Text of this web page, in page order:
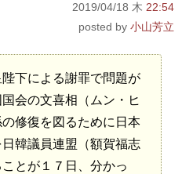
2019/04/18 木 22:54
小山芳立
下による謝罪で問題が
会の文喜相（ムン・ヒ
修復を図るために日本
韓議員連盟（額賀福志
とが１７日、分かっ